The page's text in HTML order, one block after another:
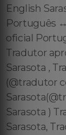
English
Português
oficial
Tradutor
Sarasota ,
(@tradutor
Sarasota )
Sarasota,